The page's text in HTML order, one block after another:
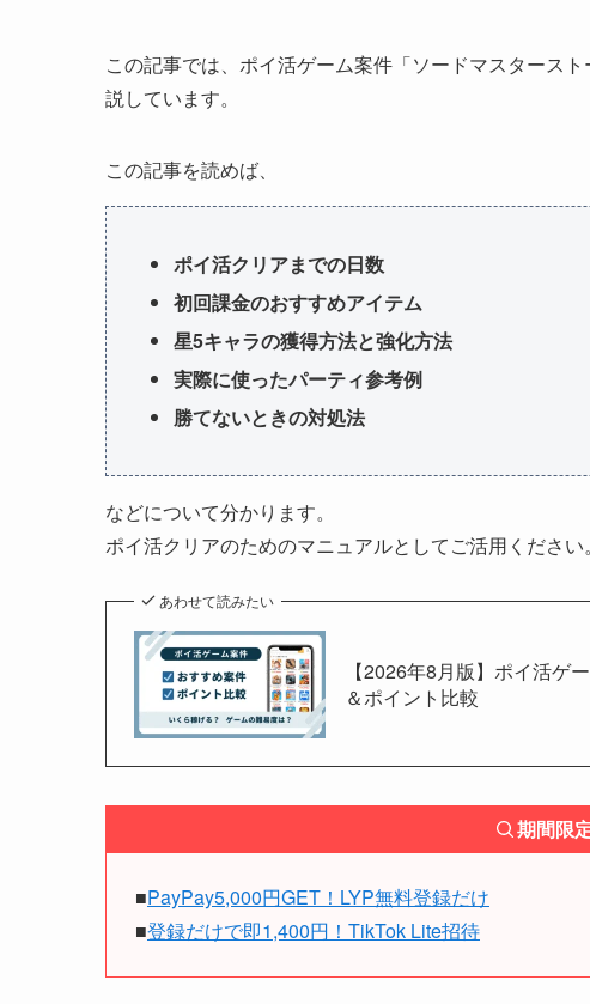
この記事では、ポイ活ゲーム案件「ソードマスタース
説しています。
この記事を読めば、
ポイ活クリアまでの日数
初回課金のおすすめアイテム
星5キャラの獲得方法と強化方法
実際に使ったパーティ参考例
勝てないときの対処法
などについて分かります。
ポイ活クリアのためのマニュアルとしてご活用ください。
あわせて読みたい
【2026年8月版】ポイ活ゲ
＆ポイント比較
期間限
■PayPay5,000円GET！LYP無料登録だけ
■登録だけで即1,400円！TikTok Lite招待